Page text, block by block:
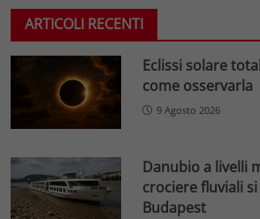
ARTICOLI RECENTI
Eclissi solare
come osservarla
9 Agosto 2026
Danubio a livelli
crociere fluviali
Budapest